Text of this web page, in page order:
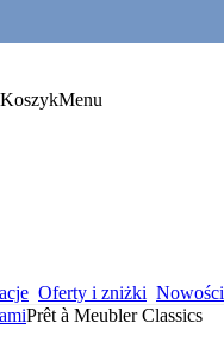
KoszykMenu
Oferty i zniżki Nowości
Prêt à Meubler Classics